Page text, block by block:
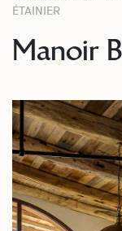
ÉTAINIER
Manoir